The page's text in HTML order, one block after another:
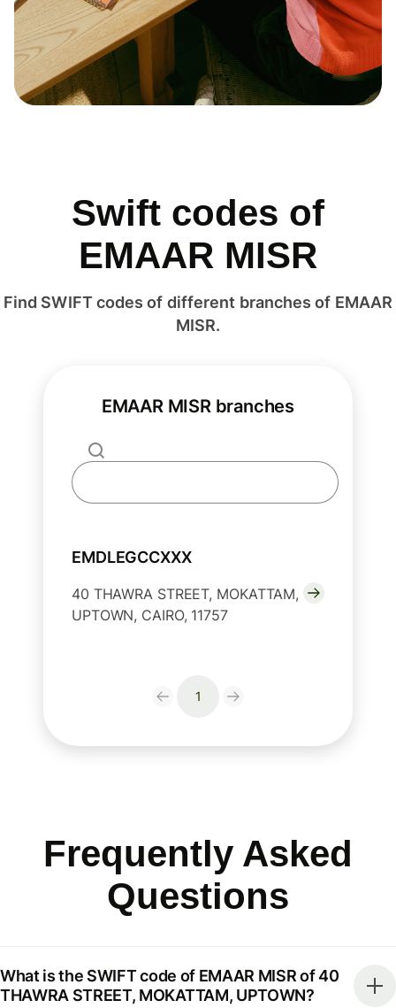
Swift codes of
EMAAR MISR
Find SWIFT codes of different branches of EMAAR
MISR.
EMAAR MISR branches
EMDLEGCCXXX
40 THAWRA STREET, MOKATTAM,
UPTOWN, CAIRO, 11757
1
Frequently Asked
Questions
What is the SWIFT code of EMAAR MISR of 40
THAWRA STREET, MOKATTAM, UPTOWN?